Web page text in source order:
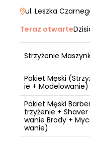
ul. Leszka
Teraz otwarte
Strzyżenie
Pakiet Męski
ie + Modelowanie)
Pakiet Męski
trzyżenie +
wanie Brody +
wanie)